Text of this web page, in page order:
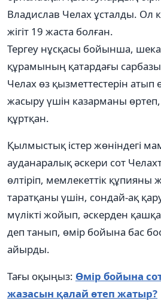
Владислав Челах ұсталды. Ол
жігіт 19 жаста болған.
Тергеу нұсқасы бойынша,
құрамының қатардағы
Челах өз қызметтестерін атып
жасыру үшін казарманы
құртқан.
Қылмыстық істер жөніндегі
ауданаралық әскери сот
өлтіріп, мемлекеттік құпияны
таратқаны үшін, сондай-ақ
мүлікті жойып, әскерден
деп танып, өмір бойына бас
айырды.
Тағы оқыңыз: Өмір бойына
жазасын қалай өтеп жатыр?